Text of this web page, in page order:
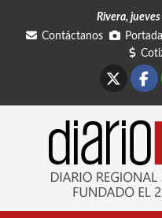
Rivera,
Contáctanos